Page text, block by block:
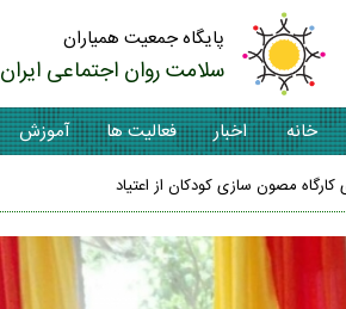
پایگاه جمعیت همیاران
سلامت روان اجتماعی ایران
خانه اخبار فعالیت ها آموزش
کارگاه مصون سازی کودکان از اعتیاد